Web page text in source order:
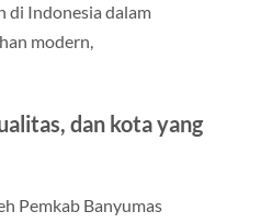
di Indonesia dalam
modern,
dan kota yang
Pemkab Banyumas